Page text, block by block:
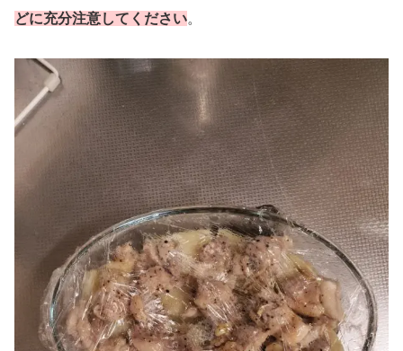
どに充分注意してください。